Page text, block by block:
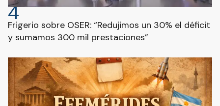
4
Frigerio sobre OSER: “Redujimos un 30% el déficit
y sumamos 300 mil prestaciones”